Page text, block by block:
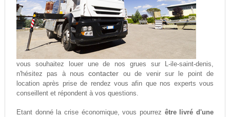
vous souhaitez louer une de nos grues sur L-ile-saint-denis,
n'hésitez pas à nouscontacter ou de venir sur le point de
location après prise de rendez vous afin que nos experts vous
conseillent et répondent à vos questions.
Etant donné la crise économique, vous pourrez être livré d'une